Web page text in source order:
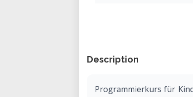
Description
Programmierkurs für